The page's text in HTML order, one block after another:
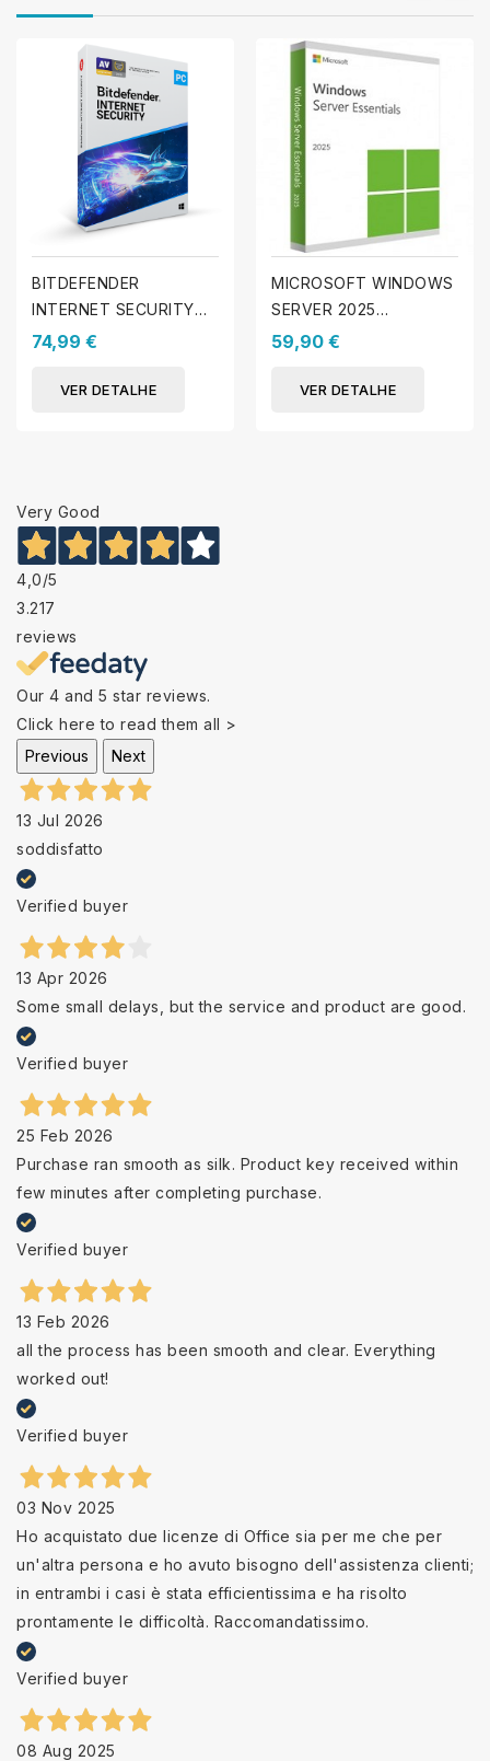
BITDEFENDER
INTERNET SECURITY
2025 - Licença - 3 PCs
74,99 €
VER DETALHE
MICROSOFT WINDOWS
SERVER 2025
ESSENCIAL
59,90 €
VER DETALHE
Very Good
4,0/5
3.217
reviews
Our 4 and 5 star reviews.
Click here to read them all >
Previous
Next
13 Jul 2026
soddisfatto
Verified buyer
13 Apr 2026
Some small delays, but the service and product are good.
Verified buyer
25 Feb 2026
Purchase ran smooth as silk. Product key received within
few minutes after completing purchase.
Verified buyer
13 Feb 2026
all the process has been smooth and clear. Everything
worked out!
Verified buyer
03 Nov 2025
Ho acquistato due licenze di Office sia per me che per
un'altra persona e ho avuto bisogno dell'assistenza clienti;
in entrambi i casi è stata efficientissima e ha risolto
prontamente le difficoltà. Raccomandatissimo.
Verified buyer
08 Aug 2025